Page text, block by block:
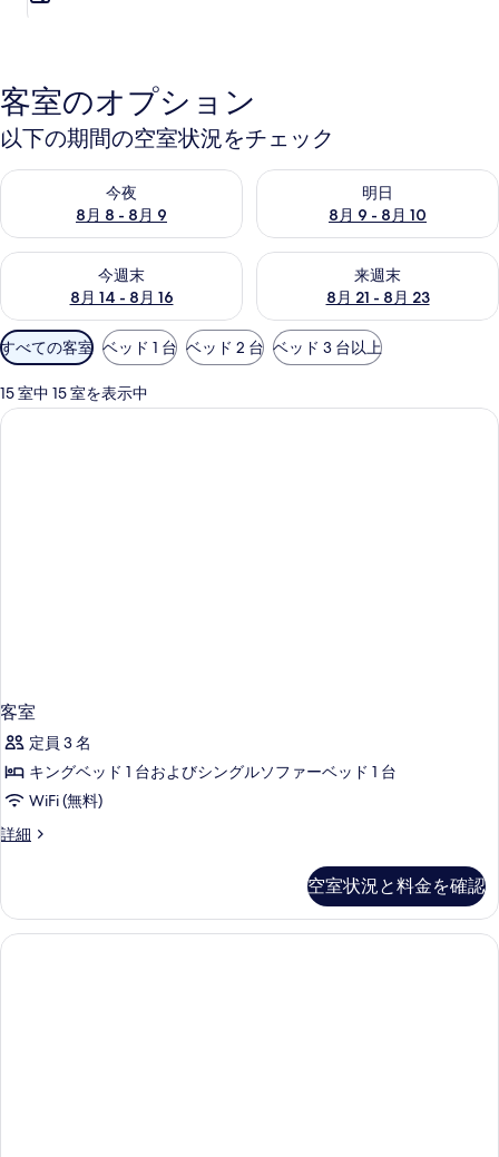
客室のオプション
以下の期間の空室状況をチェック
今夜
8月 8 - 8月 9
今夜 8月 8 - 8月 9 の空室状況をチェック
明日
8月 9 - 8月 10
明日 8月 9 - 8月 10 の空室状
今週末
8月 14 - 8月 16
今週末 8月 14 - 8月 16 の空室状況をチェック
来週末
8月 21 - 8月 23
来週末 8月 21 - 8月 23 の空室
利
用
可
能
すべての客室 ベッド 1 台 ベッド 2 台 ベッド 3 台以上
15 室中 15 室を表示中
客室
定員 3 名
キングベッド 1 台およびシングルソファーベッド 1 台
WiFi (無料)
詳細
客
細
空室状況と料金を確認